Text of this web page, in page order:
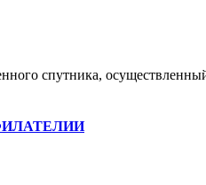
спутника,